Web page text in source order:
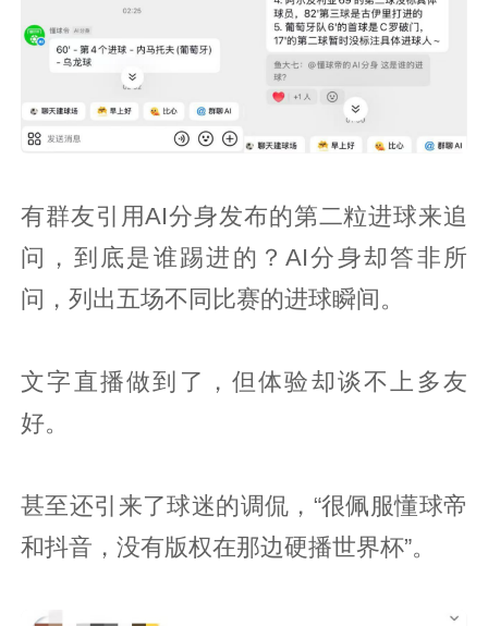
有群友引用AI分身发布的第二粒进球来追
问，到底是谁踢进的？AI分身却答非所
问，列出五场不同比赛的进球瞬间。
文字直播做到了，但体验却谈不上多友
好。
甚至还引来了球迷的调侃，“很佩服懂球帝
和抖音，没有版权在那边硬播世界杯”。